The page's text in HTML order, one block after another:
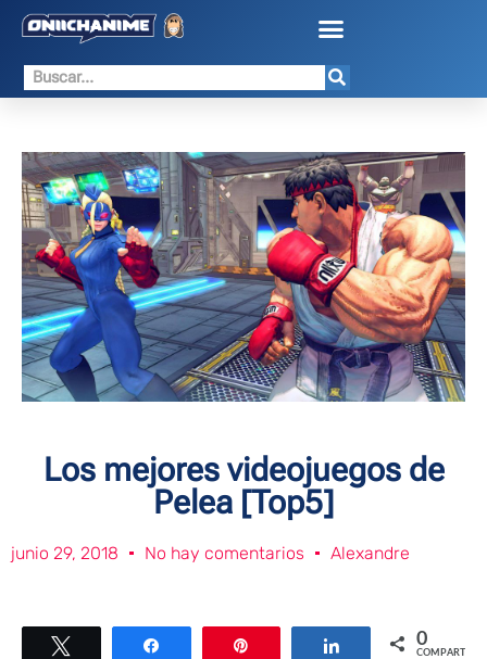
Los mejores videojuegos de
Pelea [Top5]
junio 29, 2018 No hay comentarios Alexandre
Compartir Compartir0
COMPARTIR